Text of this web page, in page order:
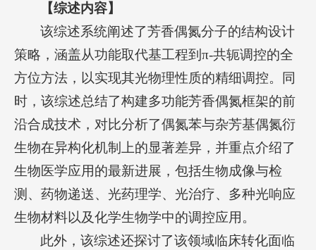
【综述内容】
该综述系统阐述了芳香偶氮分子的结构设计
策略，涵盖从功能取代基工程到π-共轭调控的全
方位方法，以实现其光物理性质的精细调控。同
时，该综述总结了构建多功能芳香偶氮框架的前
沿合成技术，对比分析了偶氮苯与杂芳基偶氮衍
生物在异构化机制上的显著差异，并重点介绍了
生物医学应用的最新进展，包括生物成像与检
测、药物递送、光药理学、光治疗、多种光响应
生物材料以及化学生物学中的调控应用。
此外，该综述还探讨了该领域临床转化面临